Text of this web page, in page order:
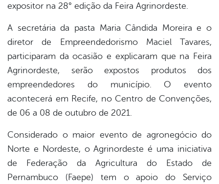
expositor na 28° edição da Feira Agrinordeste.
A secretária da pasta Maria Cândida Moreira e o
diretor de Empreendedorismo Maciel Tavares,
participaram da ocasião e explicaram que na Feira
Agrinordeste, serão expostos produtos dos
empreendedores do município. O evento
acontecerá em Recife, no Centro de Convenções,
de 06 a 08 de outubro de 2021.
Considerado o maior evento de agronegócio do
Norte e Nordeste, o Agrinordeste é uma iniciativa
de Federação da Agricultura do Estado de
Pernambuco (Faepe) tem o apoio do Serviço